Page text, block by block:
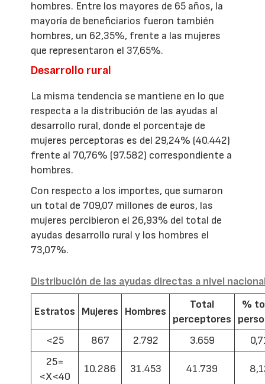
hombres. Entre los mayores de 65 años, la
mayoría de beneficiarios fueron también
hombres, un 62,35%, frente a las mujeres
que representaron el 37,65%.
Desarrollo rural
La misma tendencia se mantiene en lo que
respecta a la distribución de las ayudas al
desarrollo rural, donde el porcentaje de
mujeres perceptoras es del 29,24% (40.442)
frente al 70,76% (97.582) correspondiente a
hombres.
Con respecto a los importes, que sumaron
un total de 709,07 millones de euros, las
mujeres percibieron el 26,93% del total de
ayudas desarrollo rural y los hombres el
73,07%.
Distribución de las ayudas directas a nivel
Estratos Mujeres Hombres
Total
perceptores
%
<25
867 2.792 3.659
25=
<X<40
10.286 31.453 41.739